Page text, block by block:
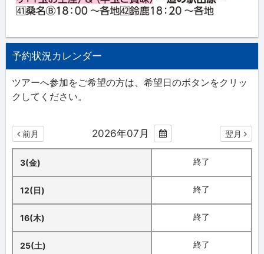
予約状況カレンダー
ツアーへ参加をご希望の方は、希望日のボタンをクリッ
クしてください。
前月 2026年07月 翌月
3(金) 終了
12(日) 終了
16(木) 終了
25(土) 終了